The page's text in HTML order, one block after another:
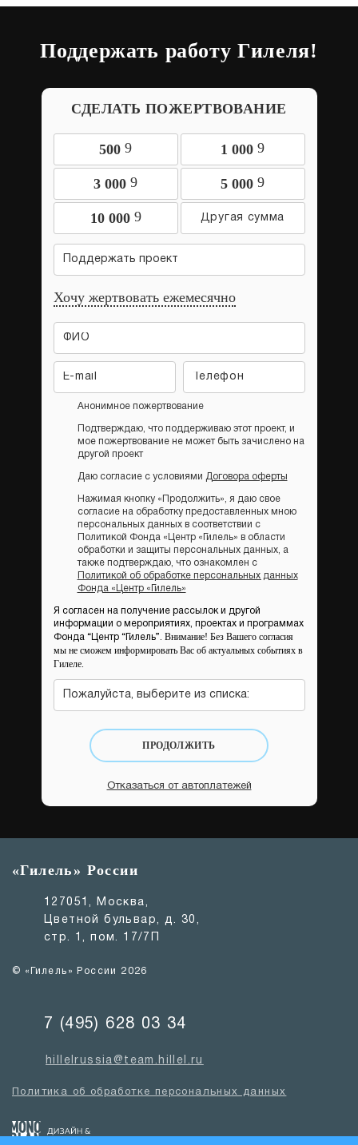
Поддержать работу Гилеля!
СДЕЛАТЬ ПОЖЕРТВОВАНИЕ
500 9 1 000 9
3 000 9 5 000 9
10 000 9
Поддержать проект
Хочу жертвовать ежемесячно
Анонимное пожертвование
Подтверждаю, что поддерживаю этот проект, и
мое пожертвование не может быть зачислено на
другой проект
Даю согласие с условиями Договора оферты
Нажимая кнопку «Продолжить», я даю свое
согласие на обработку предоставленных мною
персональных данных в соответствии с
Политикой Фонда «Центр «Гилель» в области
обработки и защиты персональных данных, а
также подтверждаю, что ознакомлен с
Политикой об обработке персональных данных
Фонда «Центр «Гилель»
Я согласен на получение рассылок и другой
информации о мероприятиях, проектах и программах
Фонда “Центр “Гилель”. Внимание! Без Вашего согласия
мы не сможем информировать Вас об актуальных событиях в
Гилеле.
Пожалуйста, выберите из списка:
ПРОДОЛЖИТЬ
Отказаться от автоплатежей
«Гилель» России
127051, Москва,
Цветной бульвар, д. 30,
стр. 1, пом. 17/7П
© «Гилель» России 2026
7 (495) 628 03 34
hillelrussia@team.hillel.ru
Политика об обработке персональных данных